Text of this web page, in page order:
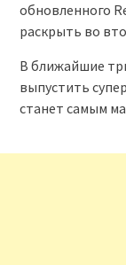
обновленного
раскрыть во
В ближайшие
выпустить
станет самым